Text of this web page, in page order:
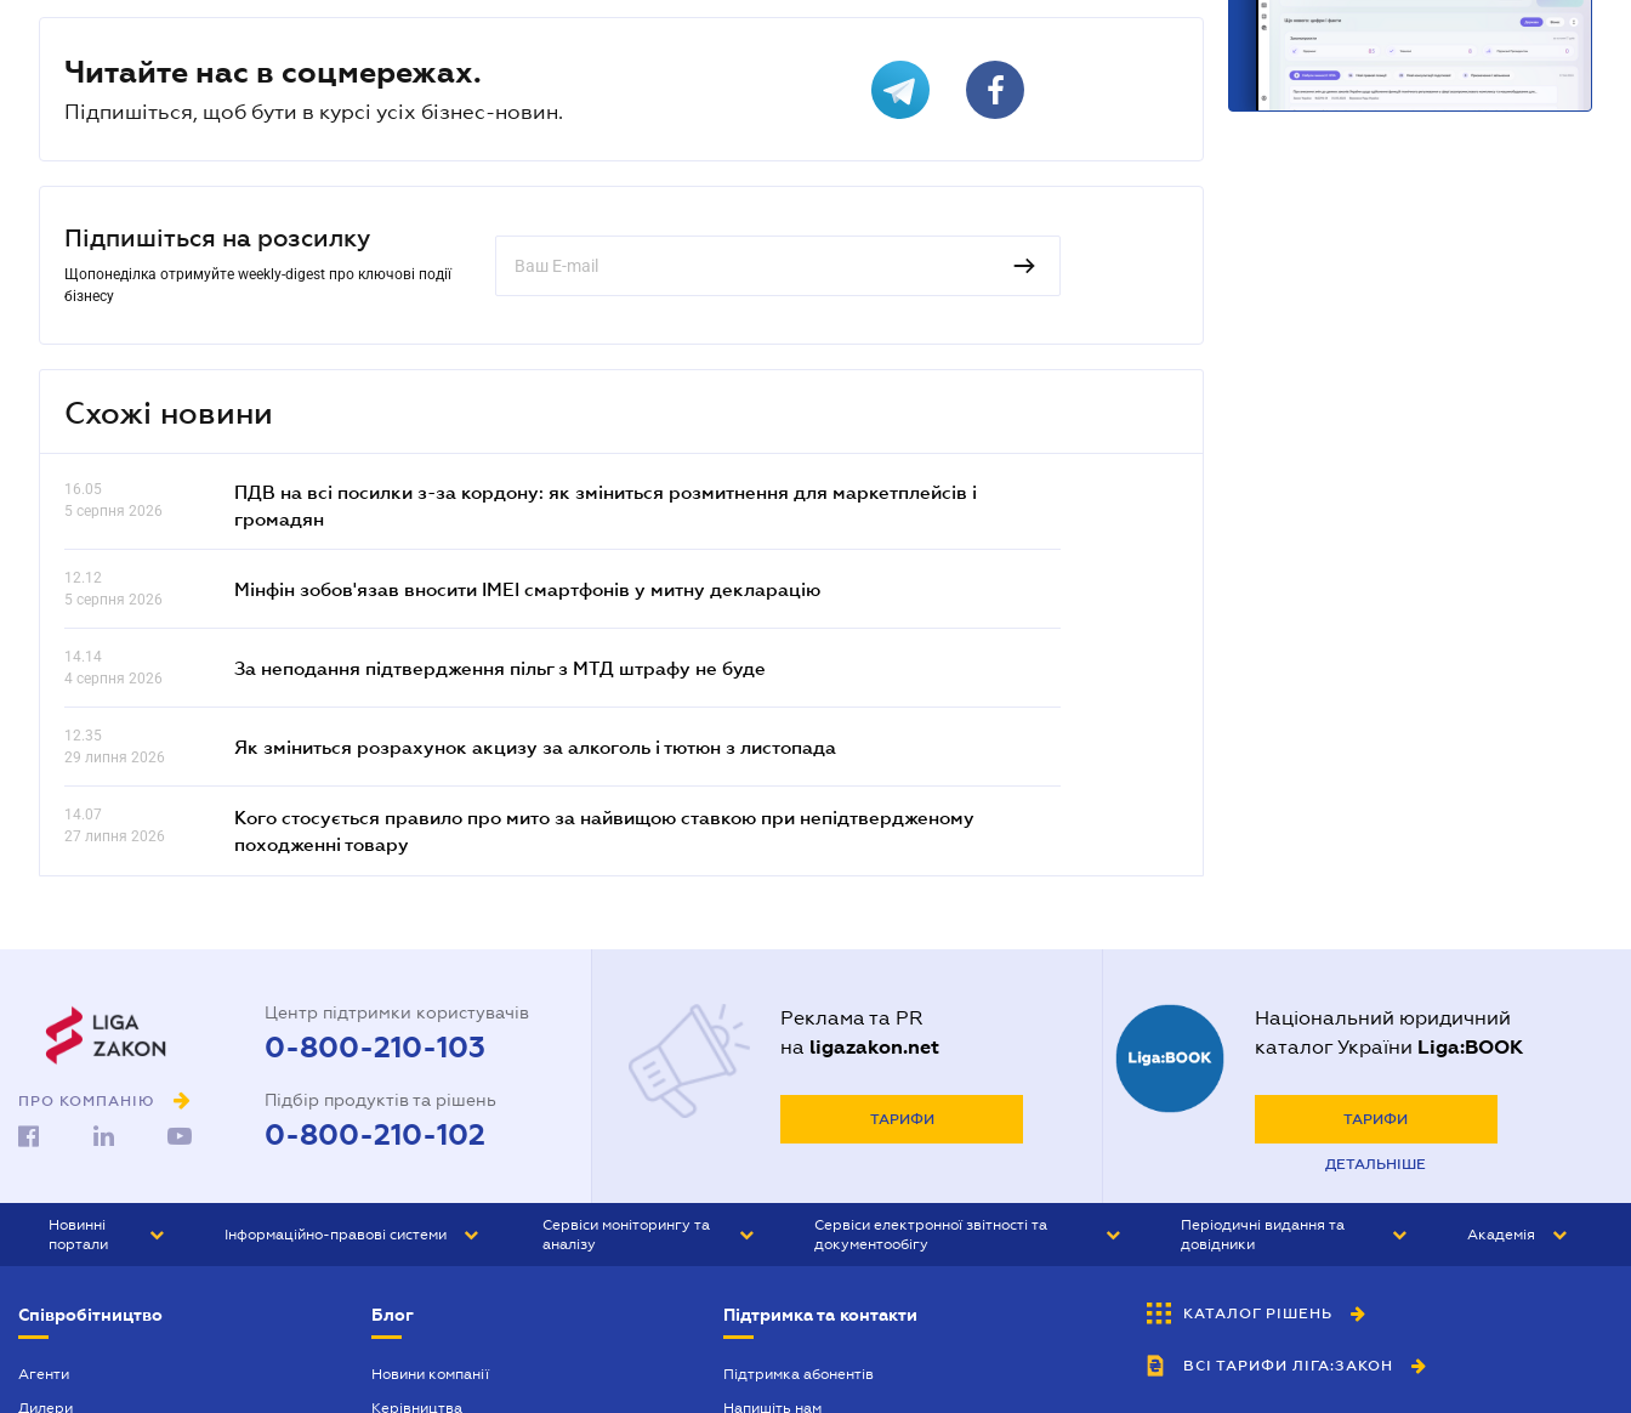
Читайте нас в соцмережах.
Підпишіться, щоб бути в курсі усіх бізнес-новин.
Підпишіться на розсилку
Щопонеділка отримуйте weekly-digest про ключові події
бізнесу
Схожі новини
16.05
5 серпня 2026
ПДВ на всі посилки з-за кордону: як зміниться розмитнення для маркетплейсів і
громадян
12.12
5 серпня 2026
Мінфін зобов'язав вносити IMEI смартфонів у митну декларацію
14.14
4 серпня 2026
За неподання підтвердження пільг з МТД штрафу не буде
12.35
29 липня 2026
Як зміниться розрахунок акцизу за алкоголь і тютюн з листопада
14.07
27 липня 2026
Кого стосується правило про мито за найвищою ставкою при непідтвердженому
походженні товару
ПРО КОМПАНІЮ
Центр підтримки користувачів
0-800-210-103
Підбір продуктів та рішень
0-800-210-102
Реклама та PR
на ligazakon.net
ТАРИФИ
Національний юридичний
каталог України Liga:BOOK
ТАРИФИ
ДЕТАЛЬНІШЕ
Новинні
портали
БІЗНЕС
Інформаційно-правові системи
БУХГАЛТЕР ПРОФ
Сервіси моніторингу та
аналізу
Сервіси електронної звітності та
документообігу
Періодичні видання та
довідники
БУХГАЛТЕР&ЗАКОН
ВІСНИК МСФЗ
Академія
Співробітництво
Агенти
Дилери
Блог
Новини компанії
Керівництва
Підтримка та контакти
Підтримка абонентів
Напишіть нам
КАТАЛОГ РІШЕНЬ
ВСІ ТАРИФИ ЛІГА:ЗАКОН